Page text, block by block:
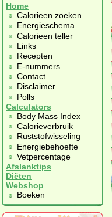
Home
Calorieen zoeken
Energieschema
Calorieen teller
Links
Recepten
E-nummers
Contact
Disclaimer
Polls
Calculators
Body Mass Index
Calorieverbruik
Ruststofwisseling
Energiebehoefte
Vetpercentage
Afslanktips
Diëten
Webshop
Boeken